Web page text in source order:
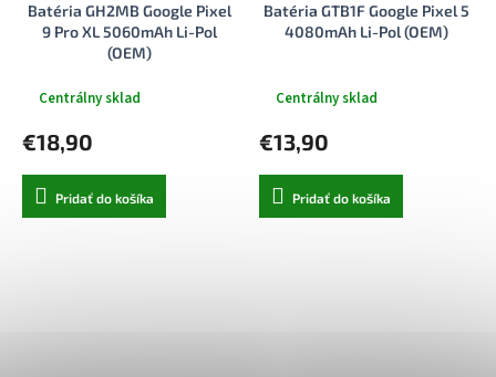
Batéria GH2MB Google Pixel
9 Pro XL 5060mAh Li-Pol
(OEM)
Centrálny sklad
€18,90
Pridať do košíka
Batéria GTB1F Google Pixel 5
4080mAh Li-Pol (OEM)
Centrálny sklad
€13,90
Pridať do košíka